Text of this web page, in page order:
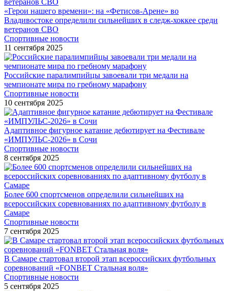
«Герои нашего времени»: на «Фетисов-Арене» во
Владивостоке определили сильнейших в следж-хоккее среди
ветеранов СВО
Спортивные новости
11 сентября 2025
Российские паралимпийцы завоевали три медали на
чемпионате мира по гребному марафону
Спортивные новости
10 сентября 2025
Адаптивное фигурное катание дебютирует на Фестивале
«ИМПУЛЬС-2026» в Сочи
Спортивные новости
8 сентября 2025
Более 600 спортсменов определили сильнейших на
всероссийских соревнованиях по адаптивному футболу в
Самаре
Спортивные новости
7 сентября 2025
В Самаре стартовал второй этап всероссийских футбольных
соревнований «FONBET Стальная воля»
Спортивные новости
5 сентября 2025